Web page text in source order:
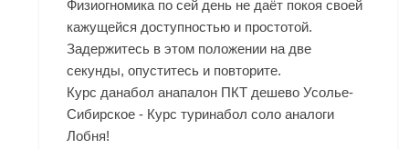
Физиогномика по сей день не даёт покоя своей
кажущейся доступностью и простотой.
Задержитесь в этом положении на две
секунды, опуститесь и повторите.
Курс данабол анапалон ПКТ дешево Усолье-
Сибирское - Курс туринабол соло аналоги
Лобня!